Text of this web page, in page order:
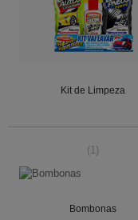
Kit de Limpeza
(1)
Bombonas